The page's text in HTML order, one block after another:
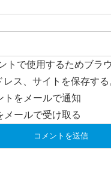
トで使用するためブラ
ス、サイトを保存する
トをメールで通知
メールで受け取る